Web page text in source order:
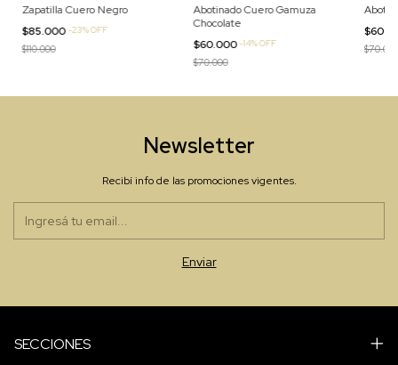
Zapatilla Cuero Negro
$85.000 -23%OFF
$110.000
Abotinado Cuero Gamuza
Chocolate
$60.000 -14%OFF
$70.000
$70.000
Newsletter
Recibí info de las promociones vigentes.
SECCIONES